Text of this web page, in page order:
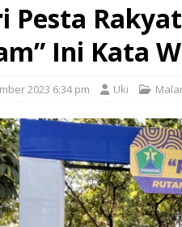
Pesta
Ini Kata
2023 6:34 pm Uki